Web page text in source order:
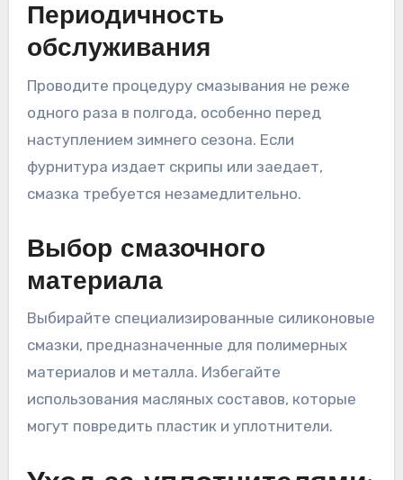
Периодичность
обслуживания
Проводите процедуру смазывания не реже
одного раза в полгода, особенно перед
наступлением зимнего сезона. Если
фурнитура издает скрипы или заедает,
смазка требуется незамедлительно.
Выбор смазочного
материала
Выбирайте специализированные силиконовые
смазки, предназначенные для полимерных
материалов и металла. Избегайте
использования масляных составов, которые
могут повредить пластик и уплотнители.